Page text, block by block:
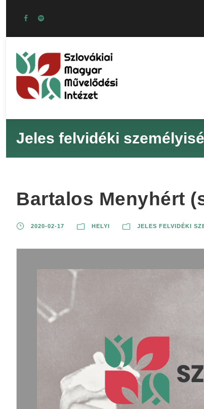
Jeles felvidéki
Bartalos Menyhért
2020-02-17 HELYI JELES FELVIDÉKI